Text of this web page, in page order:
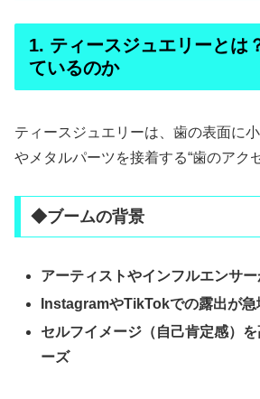
1. ティースジュエリーとは
ているのか
ティースジュエリーは、歯の表面に
やメタルパーツを接着する“歯のアク
◆ブームの背景
アーティストやインフルエンサ
InstagramやTikTokでの露出が急
セルフイメージ（自己肯定感）
ーズ